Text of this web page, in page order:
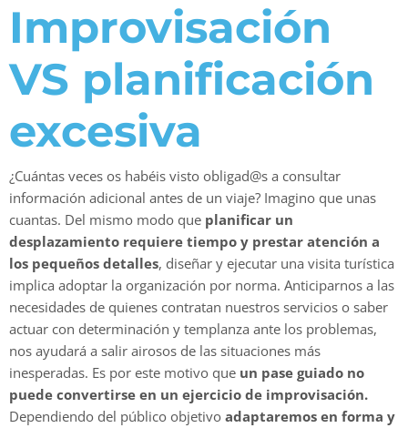
Improvisación
VS planificación
excesiva
¿Cuántas veces os habéis visto obligad@s a consultar
información adicional antes de un viaje? Imagino que unas
cuantas. Del mismo modo que planificar un
desplazamiento requiere tiempo y prestar atención a
los pequeños detalles, diseñar y ejecutar una visita turística
implica adoptar la organización por norma. Anticiparnos a las
necesidades de quienes contratan nuestros servicios o saber
actuar con determinación y templanza ante los problemas,
nos ayudará a salir airosos de las situaciones más
inesperadas. Es por este motivo que un pase guiado no
puede convertirse en un ejercicio de improvisación.
Dependiendo del público objetivo adaptaremos en forma y